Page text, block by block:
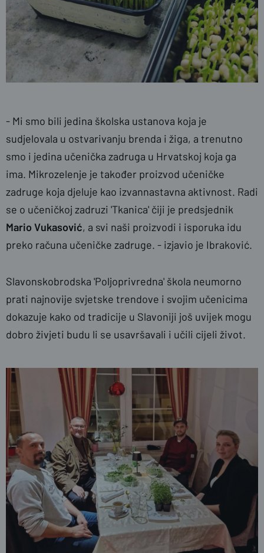
- Mi smo bili jedina školska ustanova koja je
sudjelovala u ostvarivanju brenda i žiga, a trenutno
smo i jedina učenička zadruga u Hrvatskoj koja ga
ima. Mikrozelenje je također proizvod učeničke
zadruge koja djeluje kao izvannastavna aktivnost. Radi
se o učeničkoj zadruzi 'Tkanica' čiji je predsjednik
Mario Vukasović, a svi naši proizvodi i isporuka idu
preko računa učeničke zadruge. - izjavio je Ibraković.
Slavonskobrodska 'Poljoprivredna' škola neumorno
prati najnovije svjetske trendove i svojim učenicima
dokazuje kako od tradicije u Slavoniji još uvijek mogu
dobro živjeti budu li se usavršavali i učili cijeli život.